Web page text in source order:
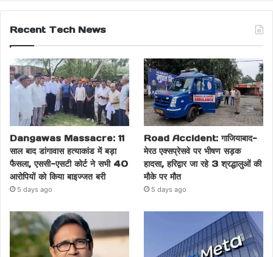
Recent Tech News
Dangawas Massacre: 11
साल बाद डांगावास हत्याकांड में बड़ा
फैसला, एससी-एसटी कोर्ट ने सभी 40
आरोपियों को किया बाइज्जत बरी
5 days ago
Road Accident: गाजियाबाद-
मेरठ एक्सप्रेसवे पर भीषण सड़क
हादसा, हरिद्वार जा रहे 3 श्रद्धालुओं की
मौके पर मौत
5 days ago